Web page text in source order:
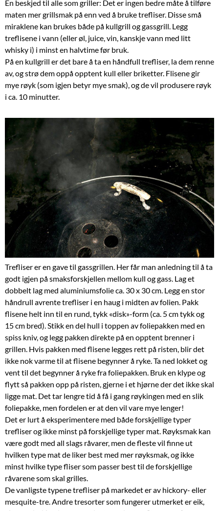
En beskjed til alle som griller: Det er ingen bedre måte å tilføre
maten mer grillsmak på enn ved å bruke trefliser. Disse små
miraklene kan brukes både på kullgrill og gassgrill. Legg
treflisene i vann (eller øl, juice, vin, kanskje vann med litt
whisky i) i minst en halvtime før bruk.
På en kullgrill er det bare å ta en håndfull trefliser, la dem renne
av, og strø dem oppå opptent kull eller briketter. Flisene gir
mye røyk (som igjen betyr mye smak), og de vil produsere røyk
i ca. 10 minutter.
Trefliser er en gave til gassgrillen. Her får man anledning til å ta
godt igjen på smaksforskjellen mellom kull og gass. Lag et
dobbelt lag med aluminiumsfolie ca. 30 x 30 cm. Legg en stor
håndrull avrente trefliser i en haug i midten av folien. Pakk
flisene helt inn til en rund, tykk «disk»-form (ca. 5 cm tykk og
15 cm bred). Stikk en del hull i toppen av foliepakken med en
spiss kniv, og legg pakken direkte på en opptent brenner i
grillen. Hvis pakken med flisene legges rett på risten, blir det
ikke nok varme til at flisene begynner å ryke. Ta ned lokket og
vent til det begynner å ryke fra foliepakken. Bruk en klype og
flytt så pakken opp på risten, gjerne i et hjørne der det ikke skal
ligge mat. Det tar lengre tid å få i gang røykingen med en slik
foliepakke, men fordelen er at den vil vare mye lenger!
Det er lurt å eksperimentere med både forskjellige typer
trefliser og ikke minst på forskjellige typer mat. Røyksmak kan
være godt med all slags råvarer, men de fleste vil finne ut
hvilken type mat de liker best med mer røyksmak, og ikke
minst hvilke type fliser som passer best til de forskjellige
råvarene som skal grilles.
De vanligste typene trefliser på markedet er av hickory- eller
mesquite-tre. Andre tresorter som fungerer utmerket er eik,